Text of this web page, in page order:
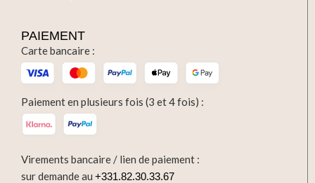
PAIEMENT
Carte bancaire :
Paiement en plusieurs fois (3 et 4 fois) :
Virements bancaire / lien de paiement :
sur demande au +331.82.30.33.67